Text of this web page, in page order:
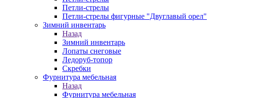
Петли-стрелы
Петли-стрелы фигурные "Двуглавый орел"
Зимний инвентарь
Назад
Зимний инвентарь
Лопаты снеговые
Ледоруб-топор
Скребки
Фурнитура мебельная
Назад
Фурнитура мебельная